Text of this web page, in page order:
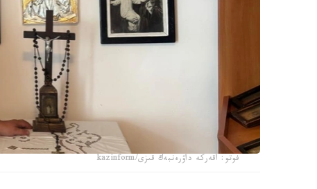
فوتو: اقەركە داۋرەنبەك قىزى/kazinform